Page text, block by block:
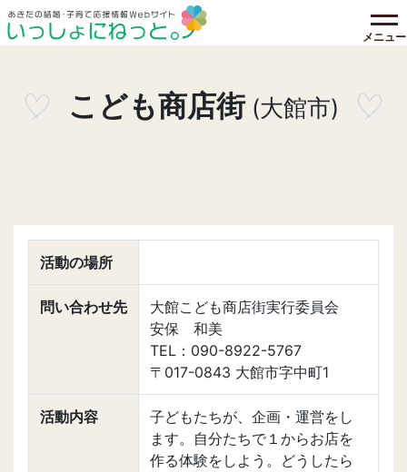
メニュー
こども商店街 (大館市)
活動の場所
問い合わせ先
大館こども商店街実行委員会
安保 和美
TEL：090-8922-5767
〒017-0843 大館市字中町1
活動内容
子どもたちが、企画・運営をし
ます。自分たちで１からお店を
作る体験をしよう。どうしたら